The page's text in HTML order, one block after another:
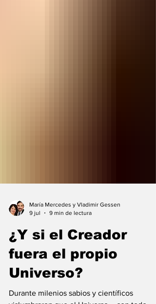
María Mercedes y Vladimir Gessen
9 jul
9 min de lectura
¿Y si el Creador
fuera el propio